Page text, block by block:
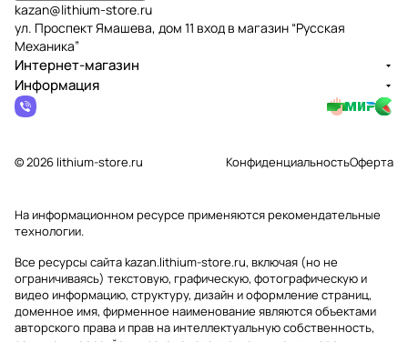
kazan@lithium-store.ru
ул. Проспект Ямашева, дом 11 вход в магазин “Русская
Механика”
Интернет-магазин
Информация
© 2026 lithium-store.ru КонфиденциальностьОферта
На информационном ресурсе применяютсярекомендательные
технологии.
Все ресурсы сайта kazan.lithium-store.ru, включая (но не
ограничиваясь) текстовую, графическую, фотографическую и
видео информацию, структуру, дизайн и оформление страниц,
доменное имя, фирменное наименование являются объектами
авторского права и прав на интеллектуальную собственность,